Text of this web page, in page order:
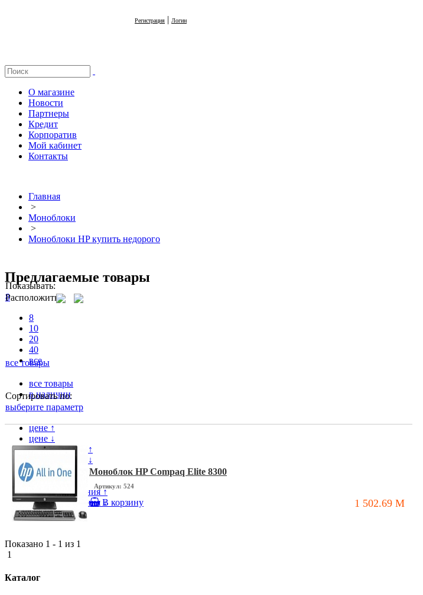
Регистрация | Логин
О магазине
Новости
Партнеры
Кредит
Корпоратив
Мой кабинет
Контакты
Главная
>
Моноблоки
>
Моноблоки HP купить недорого
Предлагаемые товары
Расположить
Показывать:
8
8
10
20
40
все
все товары
все товары
в наличии
Сортировать по:
выберите параметр
цене ↑
цене ↓
популярности ↑
популярности ↓
модели ↑
модели ↓
дате поступления ↑
дате поступления ↓
Моноблок HP Compaq Elite 8300
Артикул: 524
В корзину 1 502.69 M
Показано 1 - 1 из 1
1
Каталог